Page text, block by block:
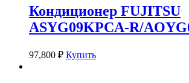
Кондиционер FUJITSU
ASYG09KPCA-R/
97,800 ₽ Купить